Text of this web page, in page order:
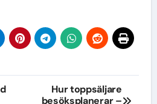
Hur toppsäljare
besöksplanerar –